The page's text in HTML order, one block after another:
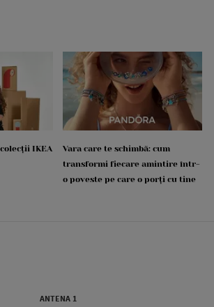
IKEA
Vara care te schimbă: cum
transformi fiecare amintire într-
o poveste pe care o porți cu tine
ANTENA 1